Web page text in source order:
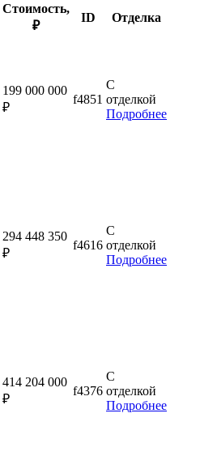
Стоимость,
₽
ID Отделка
199 000 000
₽
f4851
С
отделкой
Подробнее
294 448 350
₽
f4616
С
отделкой
Подробнее
414 204 000
₽
f4376
С
отделкой
Подробнее